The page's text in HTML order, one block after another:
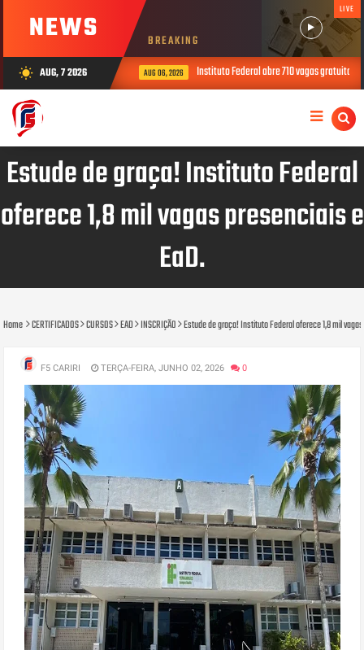
NEWS BREAKING
LIVE
wb_sunny AUG, 7 2026 AUG 06, 2026 Instituto Federal abre 710 vagas gratuitas em
Estude de graça! Instituto Federal
oferece 1,8 mil vagas presenciais e
EaD.
Home CERTIFICADOS CURSOS EAD INSCRIÇÃO Estude de graça! Instituto Federal oferece 1,8 mil
F5 CARIRI TERÇA-FEIRA, JUNHO 02, 2026 0